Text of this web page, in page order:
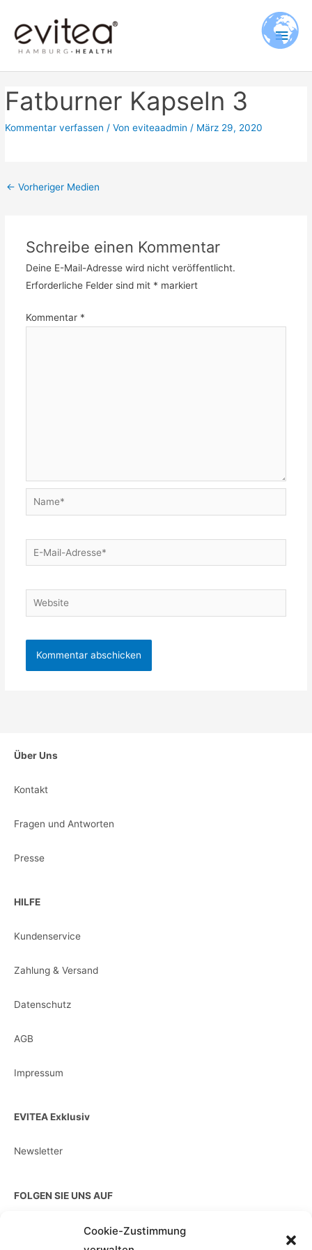
Cookie-Zustimmung
Inhalt
springen
Fatburner Kapseln 3
Kommentar verfassen / Voneviteaadmin / März 29, 2020
← Vorheriger Medien
Schreibe einen Kommentar
Deine E-Mail-Adresse wird nicht veröffentlicht.
Erforderliche Felder sind mit * markiert
Kommentar *
Name*
E-
Mail-
Website
Über Uns
Kontakt
Fragen und Antworten
Presse
HILFE
Kundenservice
Zahlung & Versand
Datenschutz
AGB
Impressum
EVITEA Exklusiv
Newsletter
FOLGEN SIE UNS AUF